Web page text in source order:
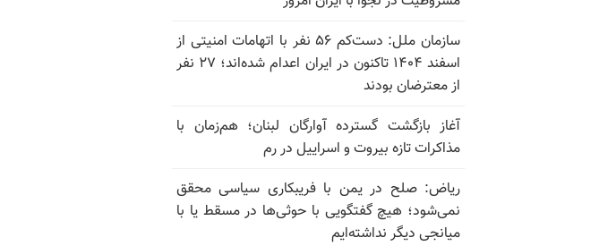
سازمان ملل: دست‌کم ۵۶ نفر با اتهامات امنیتی از
اسفند ۱۴۰۴ تاکنون در ایران اعدام شده‌اند؛ ۲۷ نفر
از معترضان بودند
آغاز بازگشت گسترده آوارگان لبنان؛ هم‌زمان با
مذاکرات تازه بیروت و اسراییل در رم
ریاض: صلح در یمن با فریبکاری سیاسی محقق
نمی‌شود؛ هیچ گفتگویی با حوثی‌ها در مسقط یا با
میانجی دیگر نداشته‌ایم